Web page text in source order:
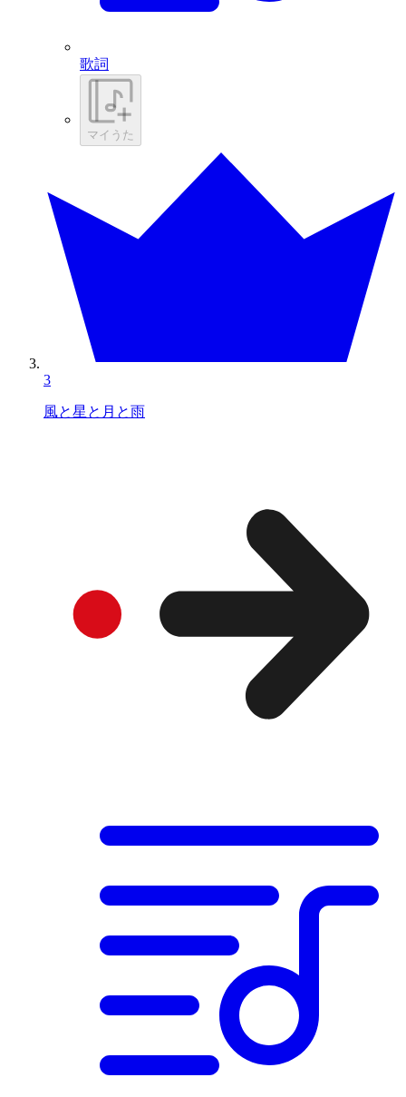
歌詞
マイうた
3
風と星と月と雨